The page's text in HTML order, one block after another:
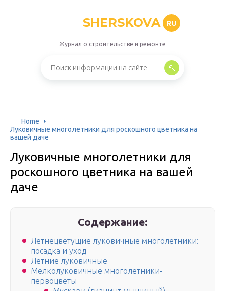
SHERSKOVA RU
Журнал о строительстве и ремонте
Home
Луковичные многолетники для роскошного цветника на
вашей даче
Луковичные многолетники для
роскошного цветника на вашей
даче
Содержание:
Летнецветущие луковичные многолетники:
посадка и уход
Летние луковичные
Мелколуковичные многолетники-
первоцветы